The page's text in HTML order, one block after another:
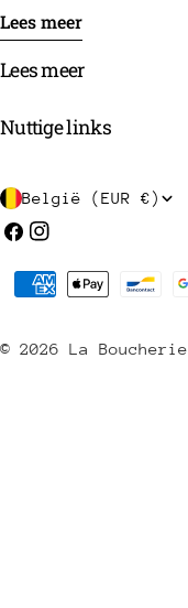
Lees meer
Lees meer
Nuttige links
L
a
n
/
België (EUR €)
Facebook
Instagram
© 2026 La Boucherie
Betaalmethoden